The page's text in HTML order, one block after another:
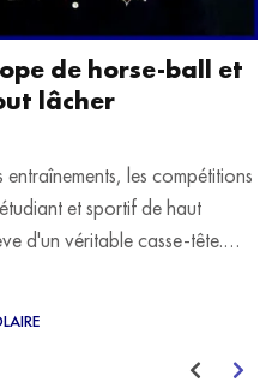
de horse-ball et
lâcher
les compétitions
et sportif de haut
d'un véritable casse-tête.
abandonner ses études